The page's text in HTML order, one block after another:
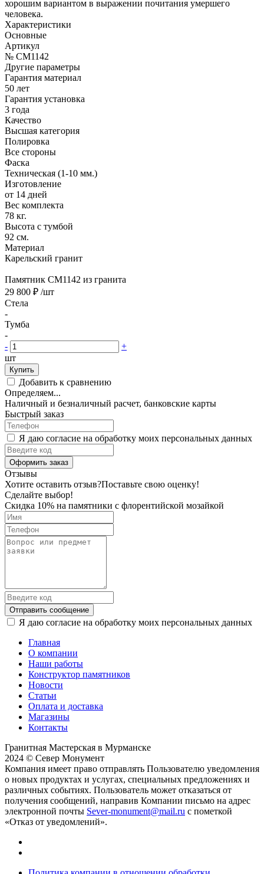
хорошим вариантом в выражении почитания умершего
человека.
Характеристики
Основные
Артикул
№ CM1142
Другие параметры
Гарантия материал
50 лет
Гарантия установка
3 года
Качество
Высшая категория
Полировка
Все стороны
Фаска
Техническая (1-10 мм.)
Изготовление
от 14 дней
Вес комплекта
78 кг.
Высота с тумбой
92 см.
Материал
Карельский гранит
Памятник CM1142 из гранита
29 800 ₽ /шт
Стела
-
Тумба
-
-
+
шт
Купить
Добавить к сравнению
Определяем...
Наличный и безналичный расчет, банковские карты
Быстрый заказ
Я даю согласие на обработку моих персональных данных
Оформить заказ
Отзывы
Хотите оставить отзыв?Поставьте свою оценку!
Сделайте выбор!
Скидка 10% на памятники с флорентийской мозайкой
Отправить сообщение
Я даю согласие на обработку моих персональных данных
Главная
О компании
Наши работы
Конструктор памятников
Новости
Статьи
Оплата и доставка
Магазины
Контакты
Гранитная Мастерская в Мурманске
2024 © Север Монумент
Компания имеет право отправлять Пользователю уведомления
о новых продуктах и услугах, специальных предложениях и
различных событиях. Пользователь может отказаться от
получения сообщений, направив Компании письмо на адрес
электронной почты Sever-monument@mail.ru с пометкой
«Отказ от уведомлений».